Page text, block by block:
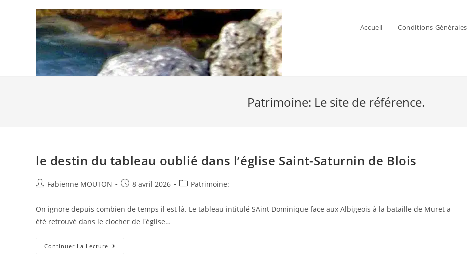
Accueil Conditions Générales
Patrimoine: Le site de référence.
le destin du tableau oublié dans l’église Saint-Saturnin de Blois
Auteur/autrice
la
publication :
Fabienne MOUTON
Post8 avril 2026
PostPatrimoine:
On ignore depuis combien de temps il est là. Le tableau intitulé SAint Dominique face aux Albigeois à la bataille de Muret a
été retrouvé dans le clocher de l'église…
Continuer La Lecture Le
Destin